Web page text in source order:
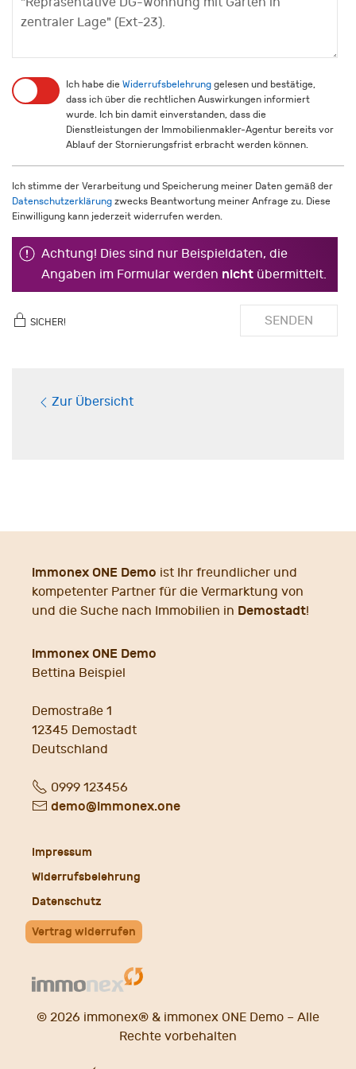
Ich habe die Widerrufsbelehrung gelesen und bestätige,
dass ich über die rechtlichen Auswirkungen informiert
wurde. Ich bin damit einverstanden, dass die
Dienstleistungen der Immobilienmakler-Agentur bereits vor
Ablauf der Stornierungsfrist erbracht werden können.
Ich stimme der Verarbeitung und Speicherung meiner Daten gemäß der
Datenschutzerklärung zwecks Beantwortung meiner Anfrage zu. Diese
Einwilligung kann jederzeit widerrufen werden.
Achtung! Dies sind nur Beispieldaten, die
Angaben im Formular werden nicht übermittelt.
SICHER! SENDEN
Zur Übersicht
immonex ONE Demo ist Ihr freundlicher und
kompetenter Partner für die Vermarktung von
und die Suche nach Immobilien in Demostadt!
immonex ONE Demo
Bettina Beispiel
Demostraße 1
12345 Demostadt
Deutschland
Fon0999 123456
E- demo@immonex.one
Impressum
Widerrufsbelehrung
Datenschutz
Vertrag widerrufen
© 2026 immonex® & immonex ONE Demo – Alle
Rechte vorbehalten